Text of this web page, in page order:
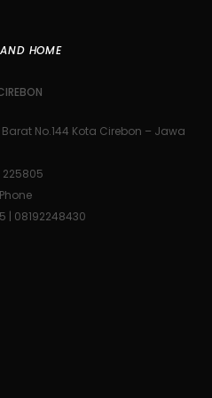
HOME
No.144 Kota Cirebon – Jawa
225805
| 08192248430